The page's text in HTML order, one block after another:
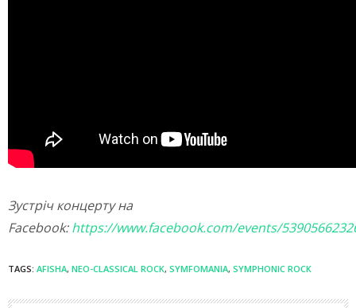
Зустріч концерту на
Facebook:https://www.facebook.com/events/
TAGS: AFISHA, NEO-CLASSICAL ROCK, SYMFOMANIA, SYMPHONIC ROCK